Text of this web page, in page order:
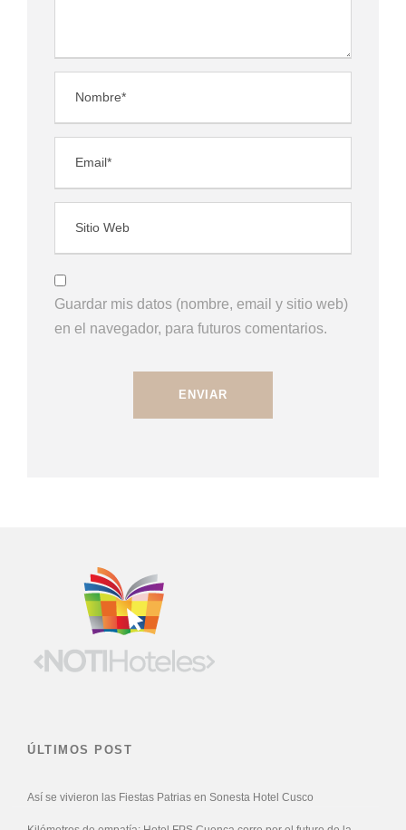
Guardar mis datos (nombre, email y sitio web)
en el navegador, para futuros comentarios.
ÚLTIMOS POST
Así se vivieron las Fiestas Patrias en Sonesta Hotel Cusco